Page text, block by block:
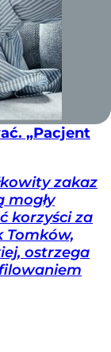
„Pacjent
zakaz
mogły
korzyści za
Tomków,
ostrzega